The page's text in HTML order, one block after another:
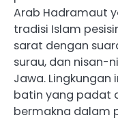
Arab Hadramaut
tradisi Islam
sarat dengan
surau, dan nisan-
Jawa.
batin yang padat
bermakna dalam